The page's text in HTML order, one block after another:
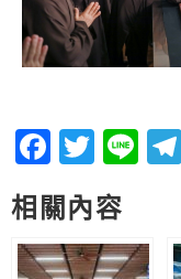
相關內容